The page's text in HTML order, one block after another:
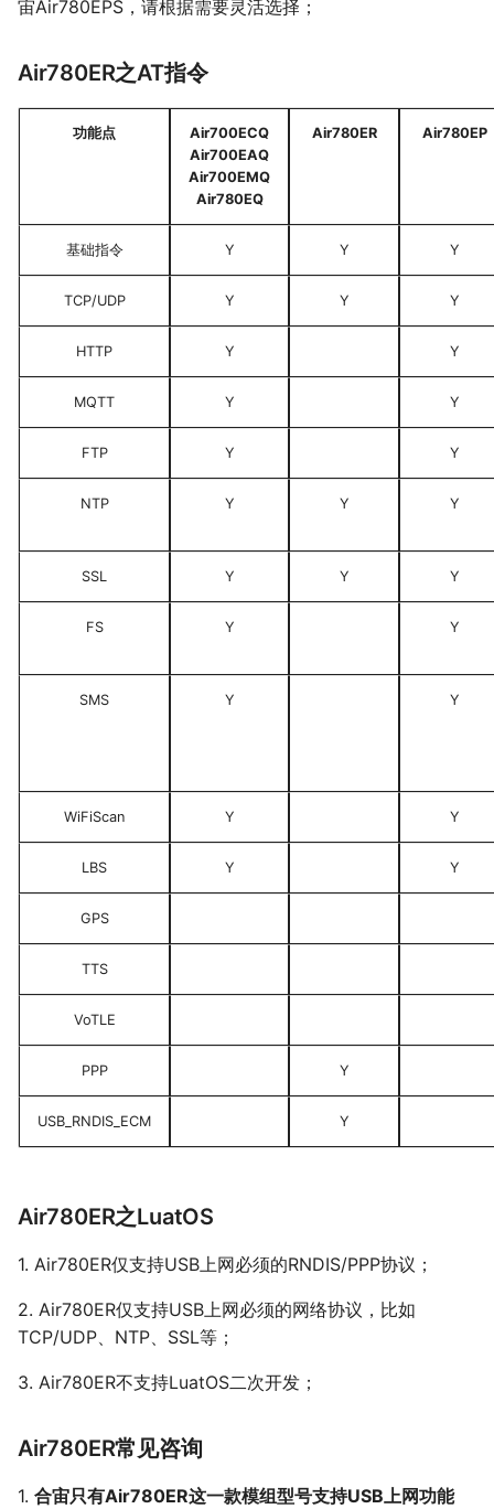
宙Air780EPS，请根据需要灵活选择；
Air780ER之AT指令
功能点
Air700ECQ
Air700EAQ
Air700EMQ
Air780EQ
Air780ER Air780EP
基础指令 Y Y Y
TCP/UDP Y Y Y
HTTP Y Y
MQTT Y Y
FTP Y Y
NTP Y Y Y
SSL Y Y Y
FS Y Y
SMS Y Y
WiFiScan Y Y
LBS Y Y
GPS
TTS
VoTLE
PPP Y
USB_RNDIS_ECM Y
Air780ER之LuatOS
1. Air780ER仅支持USB上网必须的RNDIS/PPP协议；
2. Air780ER仅支持USB上网必须的网络协议，比如
TCP/UDP、NTP、SSL等；
3. Air780ER不支持LuatOS二次开发；
Air780ER常见咨询
1. 合宙只有Air780ER这一款模组型号支持USB上网功能